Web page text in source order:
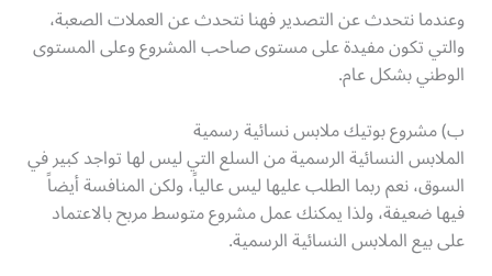
وعندما نتحدث عن التصدير فهنا نتحدث عن العملات الصعبة،
والتي تكون مفيدة على مستوى صاحب المشروع وعلى المستوى
الوطني بشكل عام.
ب) مشروع بوتيك ملابس نسائية رسمية
الملابس النسائية الرسمية من السلع التي ليس لها تواجد كبير في
السوق، نعم ربما الطلب عليها ليس عالياً، ولكن المنافسة أيضاً
فيها ضعيفة، ولذا يمكنك عمل مشروع متوسط مربح بالاعتماد
على بيع الملابس النسائية الرسمية.